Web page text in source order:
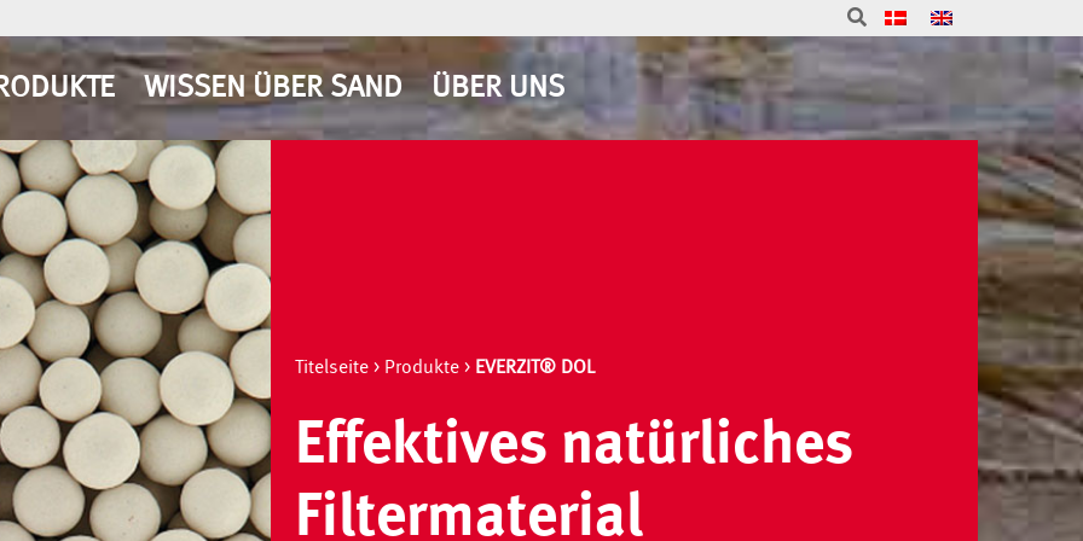
WISSEN ÜBER SAND ÜBER UNS
Titelseite > Produkte > EVERZIT® DOL
Effektives natürliches
Filtermaterial